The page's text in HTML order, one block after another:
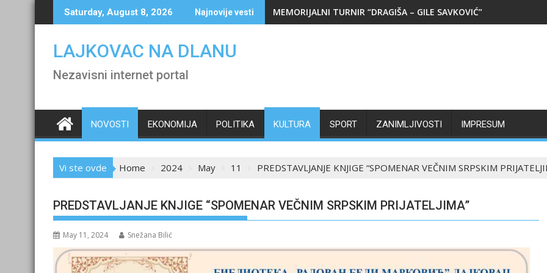
to
Saturday, August 8, 2026 Najnovije vesti MEMORIJALNI TURNIR “DRAGIŠA – GILE SAVKOVIĆ”
LAJKOVAC NA DLANU
Nezavisni internet portal
NOVOSTI EKONOMIJA POLITIKA KULTURA SPORT ZANIMLJIVOSTI IMPRESUM
Vi ste ovde Home 2024 May 11 PREDSTAVLJANJE KNJIGE “SPOMENAR VEČNIM SRPSKIM
PREDSTAVLJANJE KNJIGE “SPOMENAR VEČNIM SRPSKIM PRIJATELJIMA”
May 11, 2024 Snežana Bilić